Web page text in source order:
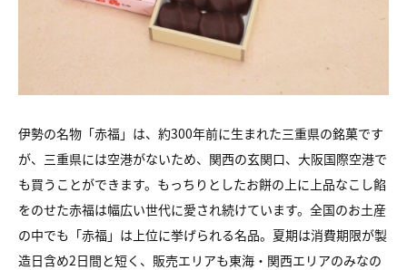
伊勢の名物「赤福」は、約300年前に生まれた三重県の銘菓です
が、三重県には空港がないため、関西の玄関口、大阪国際空港で
も買うことができます。もっちりとしたお餅の上に上品なこし餡
をのせた赤福は幅広い世代に愛され続けています。全国のお土産
の中でも「赤福」は上位に挙げられる名品。夏期は消費期限が製
造日含め2日間と短く、販売エリアも東海・関西エリアのみなの